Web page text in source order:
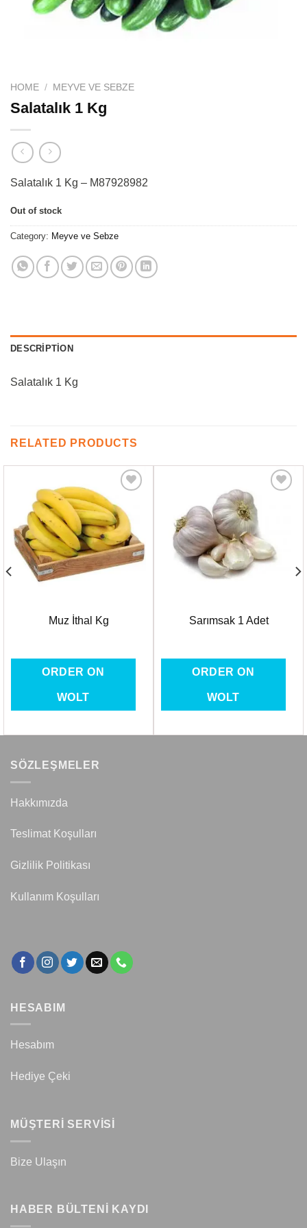
HOME / MEYVE VE SEBZE
Salatalık 1 Kg
Salatalık 1 Kg – M87928982
Out of stock
Category: Meyve ve Sebze
DESCRIPTION
Salatalık 1 Kg
RELATED PRODUCTS
Favorilere
Ekle
Muz İthal Kg
ORDER ON
WOLT
Favorilere
Sarımsak 1 Adet
ORDER ON
WOLT
SÖZLEŞMELER
Hakkımızda
Teslimat Koşulları
Gizlilik Politikası
Kullanım Koşulları
HESABIM
Hesabım
Hediye Çeki
MÜŞTERİ SERVİSİ
Bize Ulaşın
HABER BÜLTENİ KAYDI